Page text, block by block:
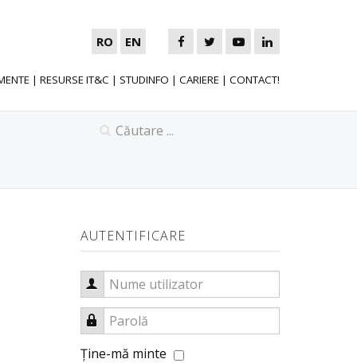
RO EN
| RESURSE IT&C | STUDINFO | CARIERE | CONTACT!
AUTENTIFICARE
Nume utilizator
Parolă
Ţine-mă minte